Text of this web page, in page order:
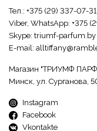
Тел.: +375 (29) 337-07-31
Viber, WhatsApp: +375
Skype: triumf-parfum.by
E-mail:
Магазин "ТРИУМФ
Минск, ул. Сурганова,
Instagram
Facebook
Vkontakte